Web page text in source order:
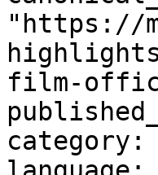
"https://
film-
category: